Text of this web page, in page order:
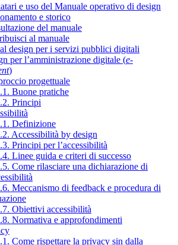
e uso del Manuale operativo di design
e storico
del manuale
al manuale
design per i servizi pubblici digitali
per l’amministrazione digitale (e-
)
progettuale
Buone pratiche
Principi
Definizione
Accessibilità by design
Principi per l’accessibilità
Linee guida e criteri di successo
Come rilasciare una dichiarazione di
Meccanismo di feedback e procedura di
Obiettivi accessibilità
Normativa e approfondimenti
Come rispettare la privacy sin dalla